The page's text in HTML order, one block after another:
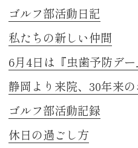
ゴルフ部活動日記
私たちの新しい仲間
ゴルフ部活動記録
休日の過ごし方